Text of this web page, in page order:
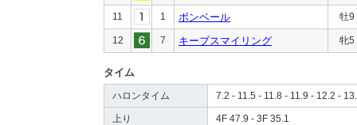
11 1 ボンベール 牡9
12 7 キープスマイリング 牝5
タイム
ハロンタイム 7.2 - 11.5 - 11.8 - 11.9 - 12.2 -
上り 4F 47.9 - 3F 35.1